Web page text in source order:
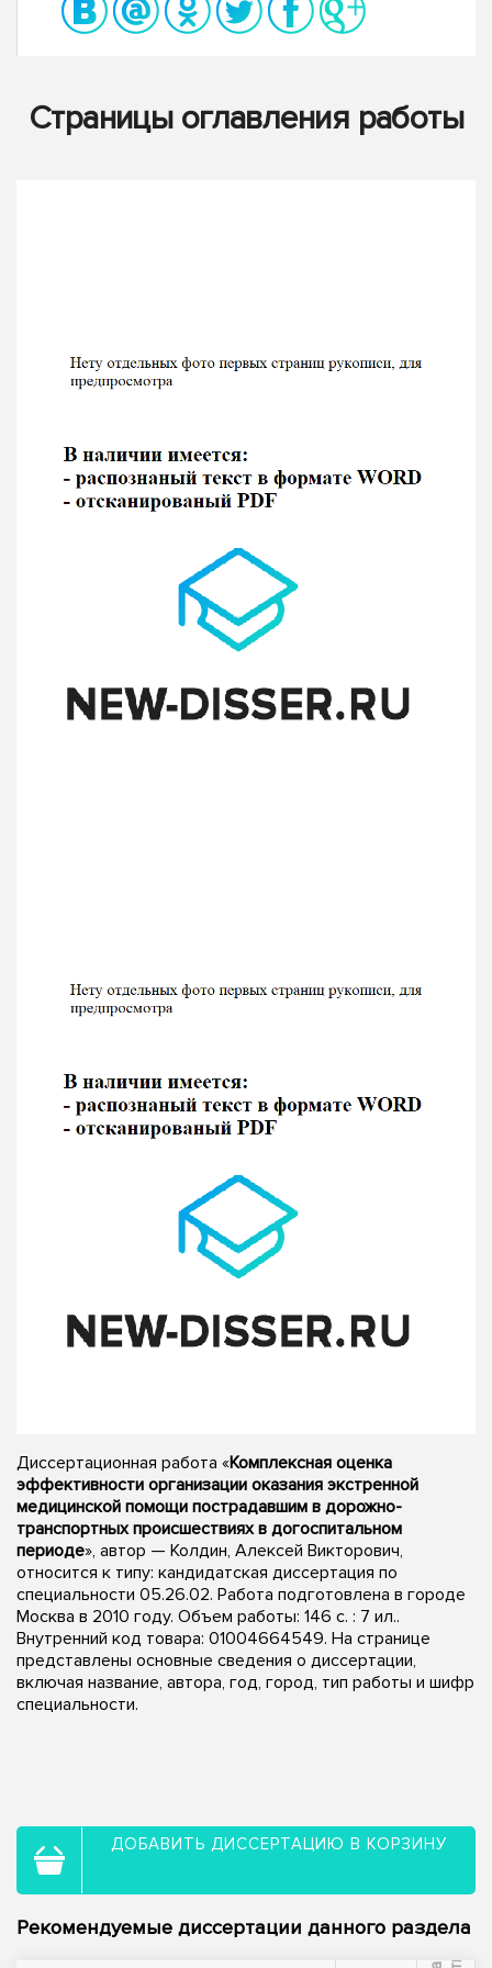
Страницы оглавления работы
Диссертационная работа «Комплексная оценка
эффективности организации оказания экстренной
медицинской помощи пострадавшим в дорожно-
транспортных происшествиях в догоспитальном
периоде», автор — Колдин, Алексей Викторович,
относится к типу: кандидатская диссертация по
специальности 05.26.02. Работа подготовлена в городе
Москва в 2010 году. Объем работы: 146 с. : 7 ил..
Внутренний код товара: 01004664549. На странице
представлены основные сведения о диссертации,
включая название, автора, год, город, тип работы и шифр
специальности.
ДОБАВИТЬ ДИССЕРТАЦИЮ В КОРЗИНУ
Рекомендуемые диссертации данного раздела